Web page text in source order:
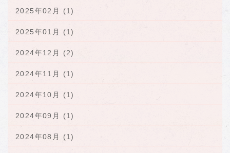
2025年02月 (1)
2025年01月 (1)
2024年12月 (2)
2024年11月 (1)
2024年10月 (1)
2024年09月 (1)
2024年08月 (1)